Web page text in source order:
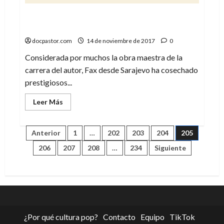
docpastor.com 14 de noviembre de 2017 0
Considerada por muchos la obra maestra de la
carrera del autor, Fax desde Sarajevo ha cosechado
prestigiosos...
Leer Más
más
Fax
desde
Sarajevo:
una
historia
estómagos
Paginación
de
Anterior 1 … 202 203 204
205
206
207 208 … 234 Siguiente
¿Por qué cultura pop? Contacto Equipo TikTok